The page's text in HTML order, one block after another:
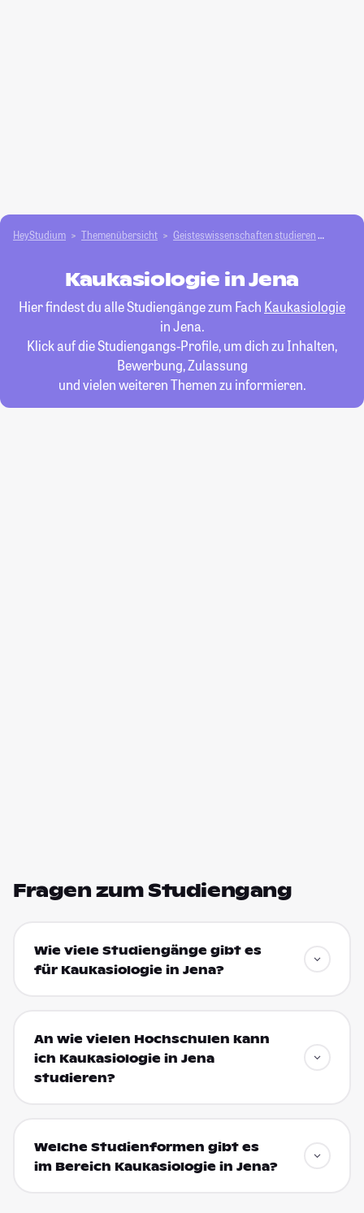
HeyStudium Themenübersicht Geisteswissenschaften studieren
Kaukasiologie in Jena
Hier findest du alle Studiengänge zum Fach Kaukasiologie
in Jena.
Klick auf die Studiengangs-Profile, um dich zu Inhalten,
Bewerbung, Zulassung
und vielen weiteren Themen zu informieren.
Fragen zum Studiengang
Wie viele Studiengänge gibt es
für Kaukasiologie in Jena?
An wie vielen Hochschulen kann
ich Kaukasiologie in Jena
studieren?
Welche Studienformen gibt es
im Bereich Kaukasiologie in Jena?